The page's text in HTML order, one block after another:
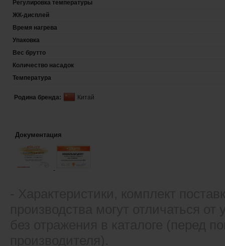
Регулировка температуры
ЖК-дисплей
Время нагрева
Упаковка
Вес брутто
Количество насадок
Температура
Родина бренда: Китай
Документация